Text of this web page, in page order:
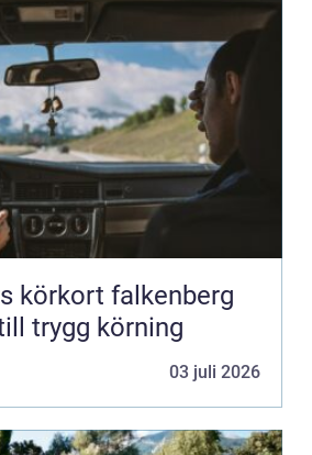
körkort falkenberg
trygg körning
03 juli 2026